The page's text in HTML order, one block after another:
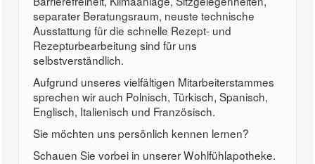
separater Beratungsraum, neuste technische
Ausstattung für die schnelle Rezept- und
Rezepturbearbeitung sind für uns
selbstverständlich.
Aufgrund unseres vielfältigen Mitarbeiterstammes
sprechen wir auch Polnisch, Türkisch, Spanisch,
Englisch, Italienisch und Französisch.
Sie möchten uns persönlich kennen lernen?
Schauen Sie vorbei in unserer Wohlfühlapotheke.